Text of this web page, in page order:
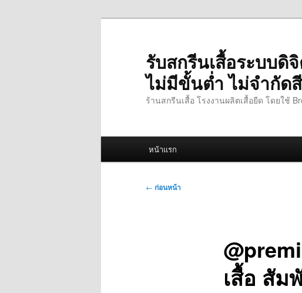
รับสกรีนเสื้อระบบดิ
ไม่มีขั้นต่ำ ไม่จำกัด
ร้านสกรีนเสื้อ โรงงานผลิตเสื้อยืด โดยใช้
หน้าแรก
เมนู
← ก่อนหน้า
เสื้อ สัม